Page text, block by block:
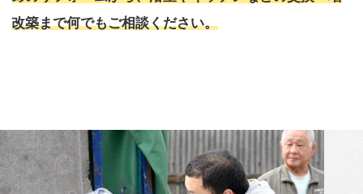
改築まで何でもご相談ください。